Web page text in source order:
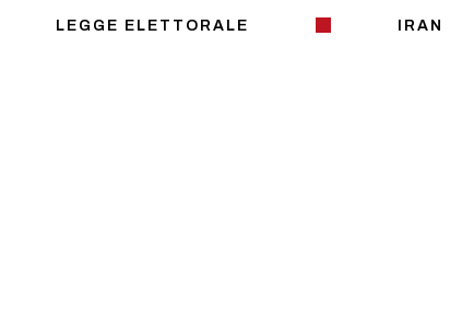
LEGGE ELETTORALE IRAN